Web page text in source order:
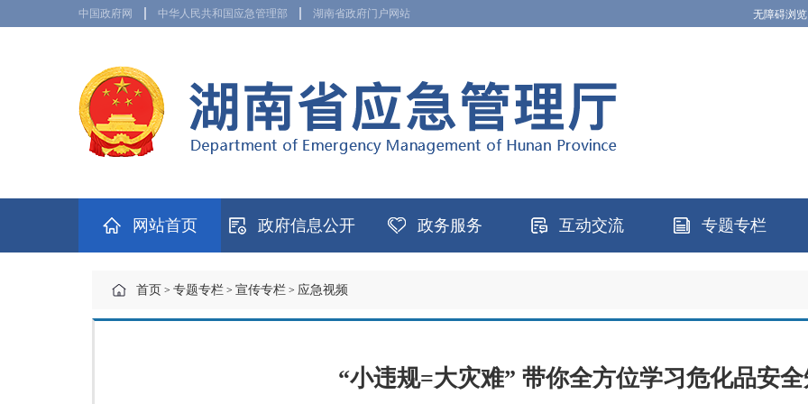
中国政府网 中华人民共和国应急管理部 湖南省政府门户网站 无障碍浏览
网站首页 政府信息公开 政务服务 互动交流 专题专栏
首页 > 专题专栏 > 宣传专栏 > 应急视频
“小违规=大灾难” 带你全方位学习危化品安